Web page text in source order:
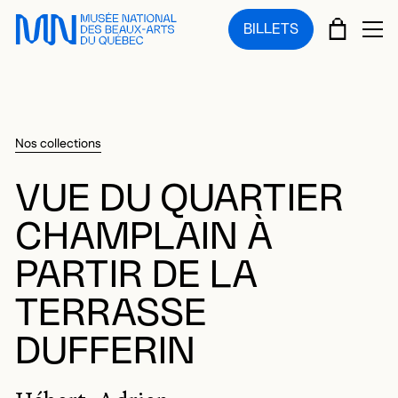
Sauter au menu principal
Sauter au contenu principal
Sauter au pied de page
BILLETS PANIER
Nos collections
VUE DU QUARTIER
CHAMPLAIN À
PARTIR DE LA
TERRASSE
DUFFERIN